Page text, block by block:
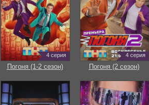
4 серия
Погоня (1-2 сезон)
4 серия
Погоня (2 сезон)